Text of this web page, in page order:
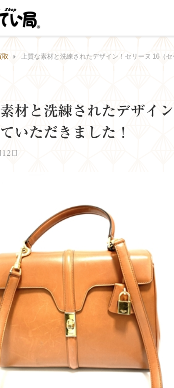
取 上質な素材と洗練されたデザイン！セリーヌ 16（
素材と洗練されたデザイ
いただきました！
12日